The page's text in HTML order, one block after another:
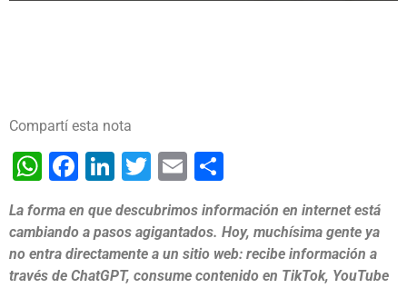
Compartí esta nota
WhatsApp
Facebook
LinkedIn
TwitterEmail
La forma en que descubrimos información en internet está
cambiando a pasos agigantados. Hoy, muchísima gente ya
no entra directamente a un sitio web: recibe información a
través de ChatGPT, consume contenido en TikTok, YouTube